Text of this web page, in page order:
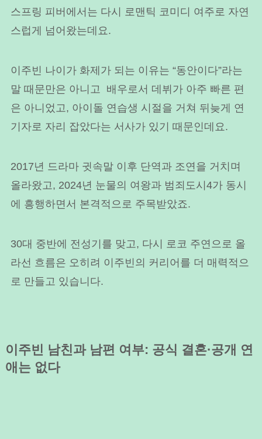
스프링 피버에서는 다시 로맨틱 코미디 여주로 자연
스럽게 넘어왔는데요.
이주빈 나이가 화제가 되는 이유는 “동안이다”라는
말 때문만은 아니고 배우로서 데뷔가 아주 빠른 편
은 아니었고, 아이돌 연습생 시절을 거쳐 뒤늦게 연
기자로 자리 잡았다는 서사가 있기 때문인데요.
2017년 드라마 귓속말 이후 단역과 조연을 거치며
올라왔고, 2024년 눈물의 여왕과 범죄도시4가 동시
에 흥행하면서 본격적으로 주목받았죠.
30대 중반에 전성기를 맞고, 다시 로코 주연으로 올
라선 흐름은 오히려 이주빈의 커리어를 더 매력적으
로 만들고 있습니다.
이주빈 남친과 남편 여부: 공식 결혼·공개 연
애는 없다